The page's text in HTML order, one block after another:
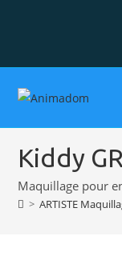
Kiddy
Maquillage pour
> ARTISTE